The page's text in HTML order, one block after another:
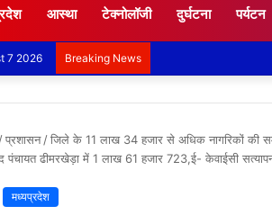
आस्था टेक्नोलॉजी दुर्घटना पर्यटन
7 2026 Breaking News
/प्रशासन /जिले के 11 लाख 34 हजार से अधिक नागरिकों की
पंचायत ढीमरखेड़ा में 1 लाख 61 हजार 723,ई- केवाईसी
मध्यप्रदेश